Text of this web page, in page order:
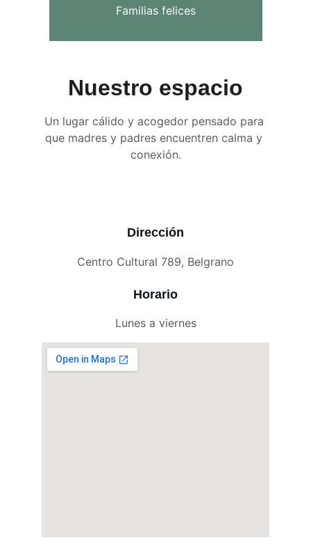
Familias felices
Nuestro espacio
Un lugar cálido y acogedor pensado para
que madres y padres encuentren calma y
conexión.
Dirección
Horario
Lunes a viernes
Centro Cultural 789, Belgrano